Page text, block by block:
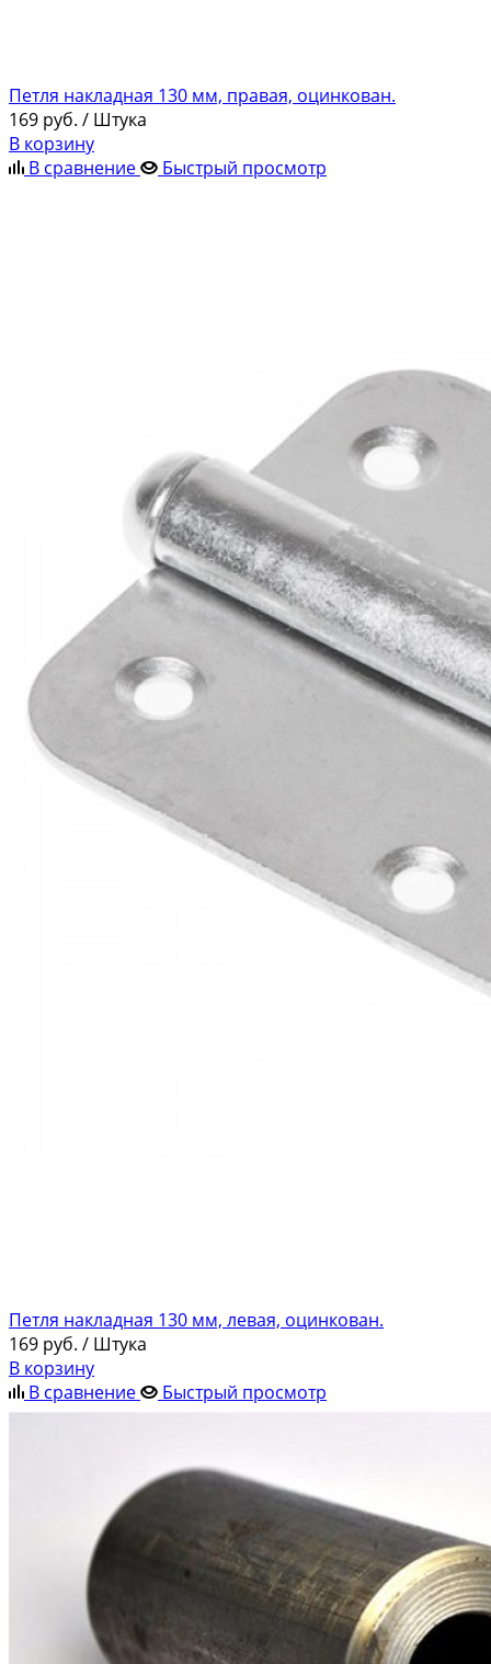
Петля накладная 130 мм, правая, оцинкован.
169 руб. / Штука
В корзину
В сравнение
Быстрый просмотр
Петля накладная 130 мм, левая, оцинкован.
169 руб. / Штука
В корзину
В сравнение
Быстрый просмотр